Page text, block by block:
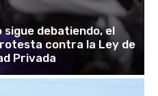
debatiendo, el
contra la Ley de
Privada